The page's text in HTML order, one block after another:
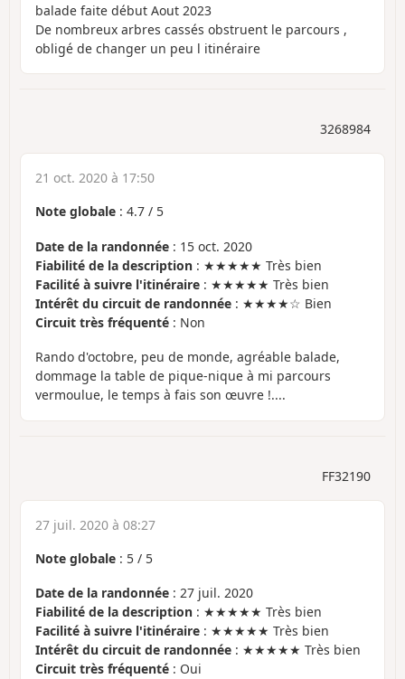
balade faite début Aout 2023
De nombreux arbres cassés obstruent le parcours ,
obligé de changer un peu l itinéraire
3268984
21 oct. 2020 à 17:50
Note globale : 4.7 / 5
Date de la randonnée : 15 oct. 2020
Fiabilité de la description : ★★★★★ Très bien
Facilité à suivre l'itinéraire : ★★★★★ Très bien
Intérêt du circuit de randonnée : ★★★★☆ Bien
Circuit très fréquenté : Non
Rando d'octobre, peu de monde, agréable balade,
dommage la table de pique-nique à mi parcours
vermoulue, le temps à fais son œuvre !....
FF32190
27 juil. 2020 à 08:27
Note globale : 5 / 5
Date de la randonnée : 27 juil. 2020
Fiabilité de la description : ★★★★★ Très bien
Facilité à suivre l'itinéraire : ★★★★★ Très bien
Intérêt du circuit de randonnée : ★★★★★ Très bien
Circuit très fréquenté : Oui